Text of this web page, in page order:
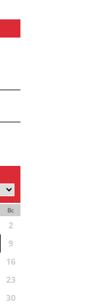
Вс
2
9
16
23
30